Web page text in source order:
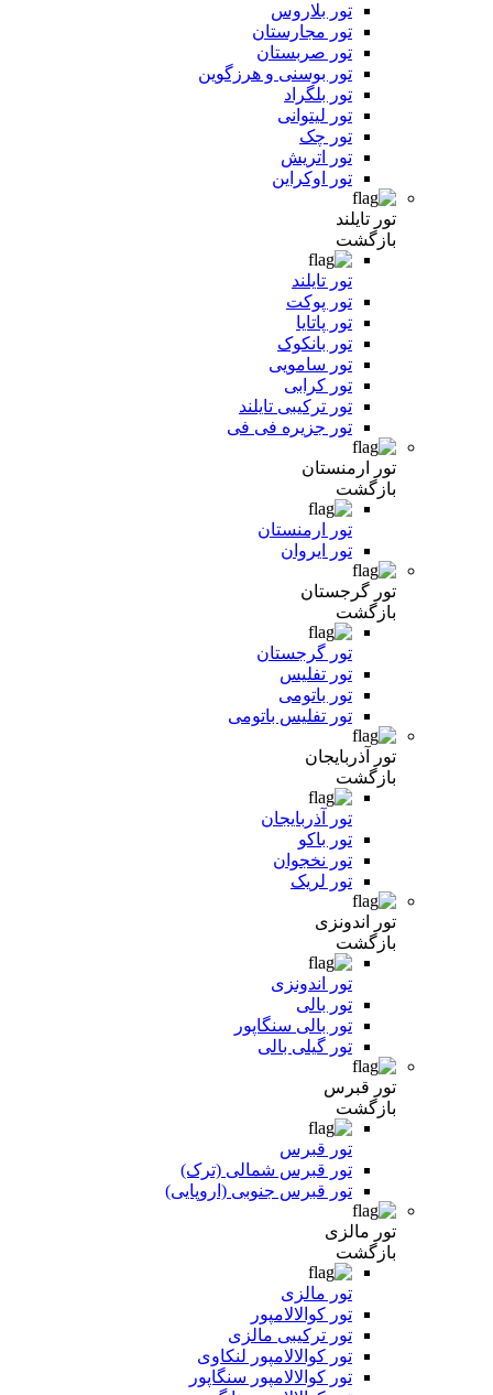
تور بلاروس
تور مجارستان
تور صربستان
تور بوسنی و هرزگوین
تور بلگراد
تور لیتوانی
تور چک
تور اتریش
تور اوکراین
تور تایلند
بازگشت
تور تایلند
تور پوکت
تور پاتایا
تور بانکوک
تور سامویی
تور کرابی
تور ترکیبی تایلند
تور جزیره فی فی
تور ارمنستان
بازگشت
تور ارمنستان
تور ایروان
تور گرجستان
بازگشت
تور گرجستان
تور تفلیس
تور باتومی
تور تفلیس باتومی
تور آذربایجان
بازگشت
تور آذربایجان
تور باکو
تور نخجوان
تور لریک
تور اندونزی
بازگشت
تور اندونزی
تور بالی
تور بالی سنگاپور
تور گیلی بالی
تور قبرس
بازگشت
تور قبرس
تور قبرس شمالی (ترک)
تور قبرس جنوبی (اروپایی)
تور مالزی
بازگشت
تور مالزی
تور کوالالامپور
تور ترکیبی مالزی
تور کوالالامپور لنکاوی
تور کوالالامپور سنگاپور